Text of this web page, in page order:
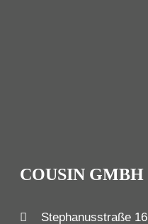
COUSIN GMBH
Stephanusstraße 16